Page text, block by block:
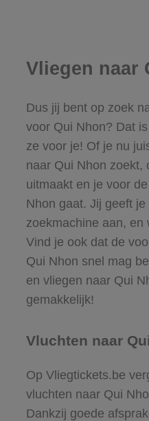
Vliegen naar
Dus jij bent op zoek
voor Qui Nhon? Dat
ze voor je! Of je nu
naar Qui Nhon zoekt,
uitmaakt en je voor
Nhon gaat. Jij geeft
zoekmachine aan, en
Vind je ook dat de
Qui Nhon snel mag
en vliegen naar Qui
gemakkelijk!
Vluchten naar
Op Vliegtickets.be
vluchten naar Qui
Dankzij goede